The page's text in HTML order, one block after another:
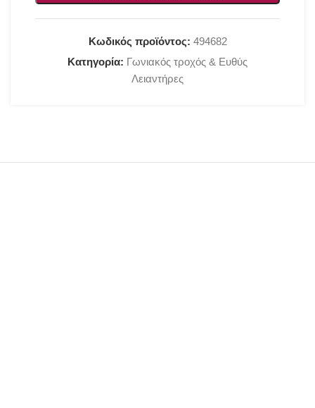
Κωδικός προϊόντος: 494682
Κατηγορία: Γωνιακός τροχός & Ευθύς
Λειαντήρες